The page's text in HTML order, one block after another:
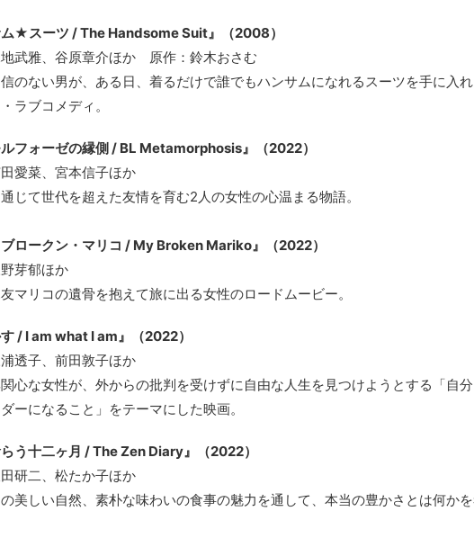
ム★スーツ / The Handsome Suit』（2008）
武雅、谷原章介ほか 原作：鈴木おさむ
のない男が、ある日、着るだけで誰でもハンサムになれるスーツを手に入
ラブコメディ。
ルフォーゼの縁側 / BL Metamorphosis』（2022）
愛菜、宮本信子ほか
じて世代を超えた友情を育む2人の女性の心温まる物語。
ブロークン・マリコ / My Broken Mariko』（2022）
芽郁ほか
マリコの遺骨を抱えて旅に出る女性のロードムービー。
す / I am what I am』（2022）
透子、前田敦子ほか
心な女性が、外からの批判を受けずに自由な人生を見つけようとする「自
ーになること」をテーマにした映画。
らう十二ヶ月 / The Zen Diary』（2022）
研二、松たか子ほか
美しい自然、素朴な味わいの食事の魅力を通して、本当の豊かさとは何か